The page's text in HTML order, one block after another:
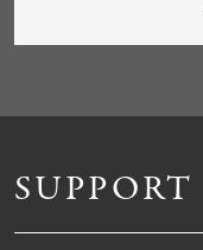
SUPPORT